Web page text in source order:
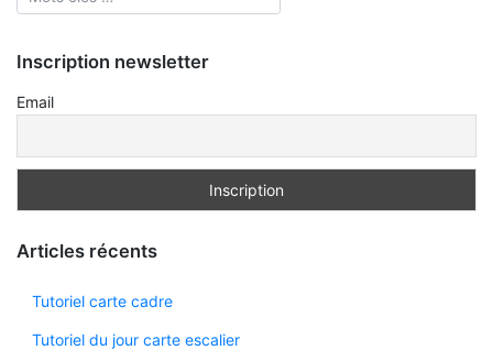
Inscription newsletter
Email
Articles récents
Tutoriel carte cadre
Tutoriel du jour carte escalier